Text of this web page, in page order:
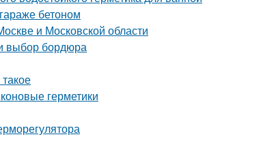
бетоном
и Московской области
выбор бордюра
герметики